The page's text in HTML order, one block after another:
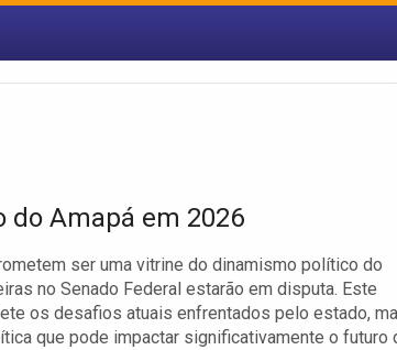
do Amapá em 2026
ser uma vitrine do dinamismo político do
no Senado Federal estarão em disputa. Este
os desafios atuais enfrentados pelo estado,
que pode impactar significativamente o futuro